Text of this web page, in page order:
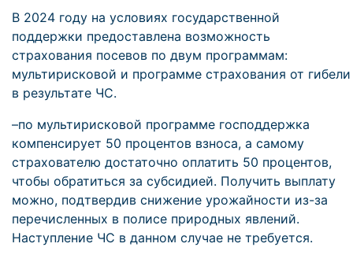
В 2024 году на условиях государственной
поддержки предоставлена возможность
страхования посевов по двум программам:
мультирисковой и программе страхования от гибели
в результате ЧС.
–по мультирисковой программе господдержка
компенсирует 50 процентов взноса, а самому
страхователю достаточно оплатить 50 процентов,
чтобы обратиться за субсидией. Получить выплату
можно, подтвердив снижение урожайности из-за
перечисленных в полисе природных явлений.
Наступление ЧС в данном случае не требуется.